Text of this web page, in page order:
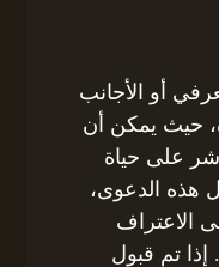
أو الأجانب
حيث يمكن أن
على حياة
هذه الدعوى،
الاعتراف
إذا تم قبول